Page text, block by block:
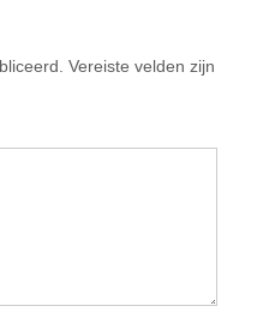
Vereiste velden zijn